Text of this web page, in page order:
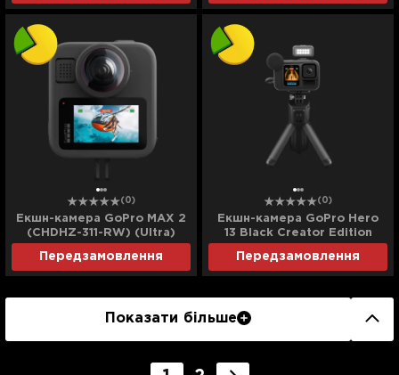
(0)
Екшн-камера GoPro MAX 2
(CHDHZ-311-RW) (Ultra)
Передзамовлення
(0)
Екшн-камера GoPro Hero
13 Black Creator Edition
Передзамовлення
Показати більше